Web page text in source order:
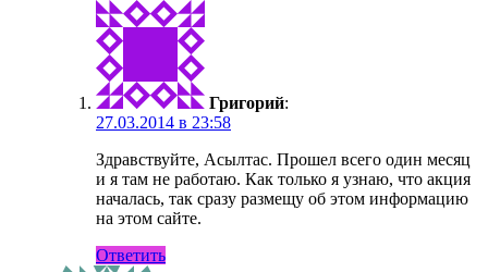
Григорий:
27.03.2014 в 23:58
Здравствуйте, Асылтас. Прошел всего один месяц
и я там не работаю. Как только я узнаю, что акция
началась, так сразу размещу об этом информацию
на этом сайте.
Ответить